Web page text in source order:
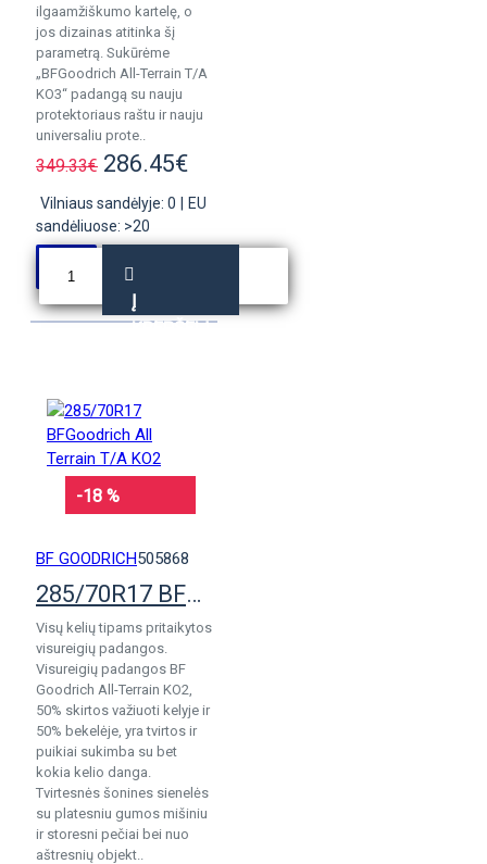
ilgaamžiškumo kartelę, o
jos dizainas atitinka šį
parametrą. Sukūrėme
„BFGoodrich All-Terrain T/A
KO3“ padangą su nauju
protektoriaus raštu ir nauju
universaliu prote..
349.33€ 286.45€
Vilniaus sandėlyje: 0
EU
sandėliuose: >20
Į
KREPŠELĮ
-18 %
BF GOODRICH505868
285/70R17 BFGoodrich All Terrain T/A KO2
Visų kelių tipams pritaikytos
visureigių padangos.
Visureigių padangos BF
Goodrich All-Terrain KO2,
50% skirtos važiuoti kelyje ir
50% bekelėje, yra tvirtos ir
puikiai sukimba su bet
kokia kelio danga.
Tvirtesnės šonines sienelės
su platesniu gumos mišiniu
ir storesni pečiai bei nuo
aštresnių objekt..